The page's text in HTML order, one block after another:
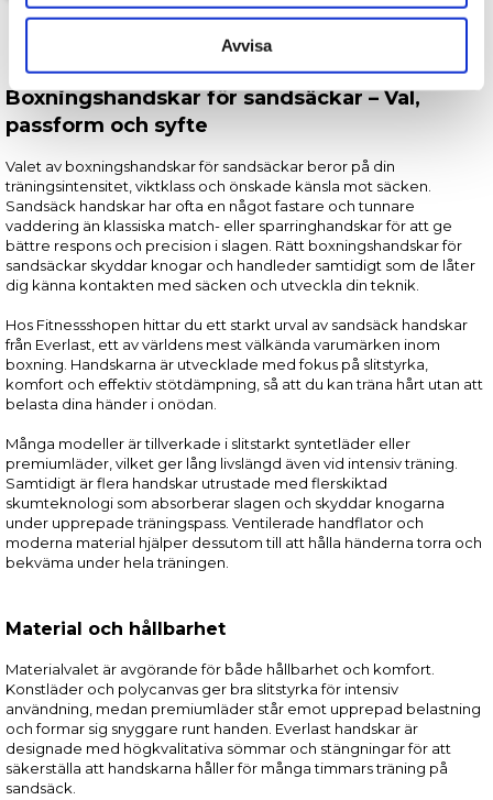
information som du har tillhandahållit eller som de har
samlat in när du har använt deras tjänster.
Avvisa
Boxningshandskar för sandsäckar – Val,
passform och syfte
Valet av boxningshandskar för sandsäckar beror på din
träningsintensitet, viktklass och önskade känsla mot säcken.
Sandsäck handskar har ofta en något fastare och tunnare
vaddering än klassiska match- eller sparringhandskar för att ge
bättre respons och precision i slagen. Rätt boxningshandskar för
sandsäckar skyddar knogar och handleder samtidigt som de låter
dig känna kontakten med säcken och utveckla din teknik.
Hos Fitnessshopen hittar du ett starkt urval av sandsäck handskar
från Everlast, ett av världens mest välkända varumärken inom
boxning. Handskarna är utvecklade med fokus på slitstyrka,
komfort och effektiv stötdämpning, så att du kan träna hårt utan att
belasta dina händer i onödan.
Många modeller är tillverkade i slitstarkt syntetläder eller
premiumläder, vilket ger lång livslängd även vid intensiv träning.
Samtidigt är flera handskar utrustade med flerskiktad
skumteknologi som absorberar slagen och skyddar knogarna
under upprepade träningspass. Ventilerade handflator och
moderna material hjälper dessutom till att hålla händerna torra och
bekväma under hela träningen.
Material och hållbarhet
Materialvalet är avgörande för både hållbarhet och komfort.
Konstläder och polycanvas ger bra slitstyrka för intensiv
användning, medan premiumläder står emot upprepad belastning
och formar sig snyggare runt handen. Everlast handskar är
designade med högkvalitativa sömmar och stängningar för att
säkerställa att handskarna håller för många timmars träning på
sandsäck.